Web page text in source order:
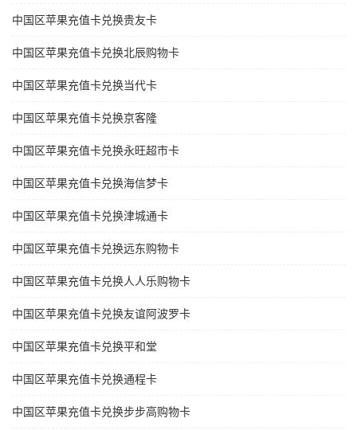
中国区苹果充值卡兑换贵友卡
中国区苹果充值卡兑换北辰购物卡
中国区苹果充值卡兑换当代卡
中国区苹果充值卡兑换京客隆
中国区苹果充值卡兑换永旺超市卡
中国区苹果充值卡兑换海信梦卡
中国区苹果充值卡兑换津城通卡
中国区苹果充值卡兑换远东购物卡
中国区苹果充值卡兑换人人乐购物卡
中国区苹果充值卡兑换友谊阿波罗卡
中国区苹果充值卡兑换平和堂
中国区苹果充值卡兑换通程卡
中国区苹果充值卡兑换步步高购物卡